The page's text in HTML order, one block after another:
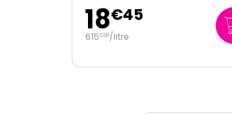
34€95
116€50/litre